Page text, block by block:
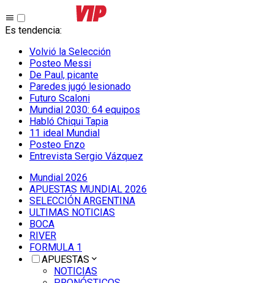
Es tendencia:
Volvió la Selección
Posteo Messi
De Paul, picante
Paredes jugó lesionado
Futuro Scaloni
Mundial 2030: 64 equipos
Habló Chiqui Tapia
11 ideal Mundial
Posteo Enzo
Entrevista Sergio Vázquez
Mundial 2026
APUESTAS MUNDIAL 2026
SELECCIÓN ARGENTINA
ULTIMAS NOTICIAS
BOCA
RIVER
FORMULA 1
APUESTAS
NOTICIAS